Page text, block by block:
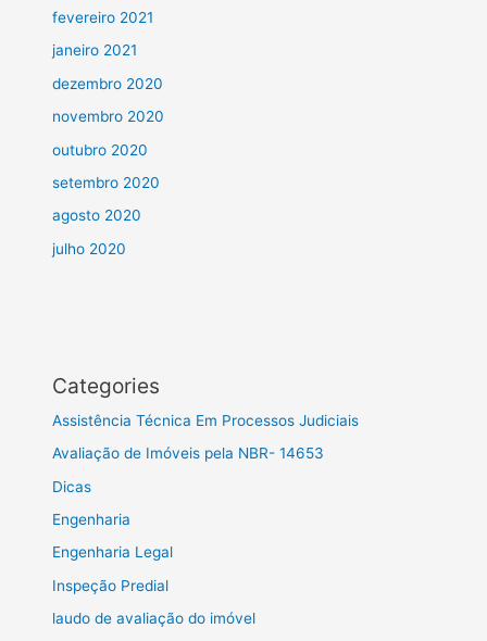
fevereiro 2021
janeiro 2021
dezembro 2020
novembro 2020
outubro 2020
setembro 2020
agosto 2020
julho 2020
Categories
Assistência Técnica Em Processos Judiciais
Avaliação de Imóveis pela NBR- 14653
Dicas
Engenharia
Engenharia Legal
Inspeção Predial
laudo de avaliação do imóvel